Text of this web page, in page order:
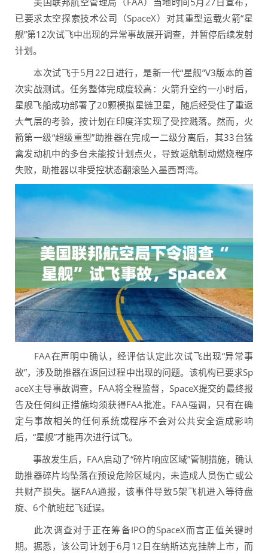
已要求太空探索技术公司（SpaceX）对其重型运载火箭“星
舰”第12次试飞中出现的异常事故展开调查，并暂停后续发射
计划。
本次试飞于5月22日进行，是新一代“星舰”V3版本的首
次实战测试。任务整体完成度较高：火箭升空约一小时后，
星舰飞船成功部署了20颗模拟星链卫星，随后经受住了重返
大气层的考验，按计划在印度洋实现了受控溅落。然而，火
箭第一级“超级重型”助推器在完成一二级分离后，其33台猛
禽发动机中的多台未能按计划点火，导致返航制动燃烧程序
失败，助推器以非受控状态翻滚坠入墨西哥湾。
FAA在声明中确认，经评估认定此次试飞出现“异常事
故”，涉及助推器在返回过程中出现的问题。该机构已要求Sp
aceX主导事故调查，FAA将全程监督，SpaceX提交的最终报
告及任何纠正措施均须获得FAA批准。FAA强调，只有在确
定与事故相关的任何系统或程序不会对公共安全造成影响
后，“星舰”才能再次进行试飞。
事故发生后，FAA启动了“碎片响应区域”管制措施，确认
助推器碎片均坠落在预设危险区域内，未造成人员伤亡或公
共财产损失。据FAA通报，该事件导致5架飞机进入等待盘
旋、6个航班起飞延误。
此次调查对于正在筹备IPO的SpaceX而言正值关键时
期。据悉，该公司计划于6月12日在纳斯达克挂牌上市，而